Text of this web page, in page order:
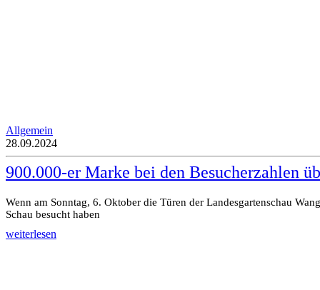
Allgemein
28.09.2024
900.000-er Marke bei den Besucherzahlen
Wenn am Sonntag, 6. Oktober die Türen der Landesgartenschau
Schau besucht haben
weiterlesen